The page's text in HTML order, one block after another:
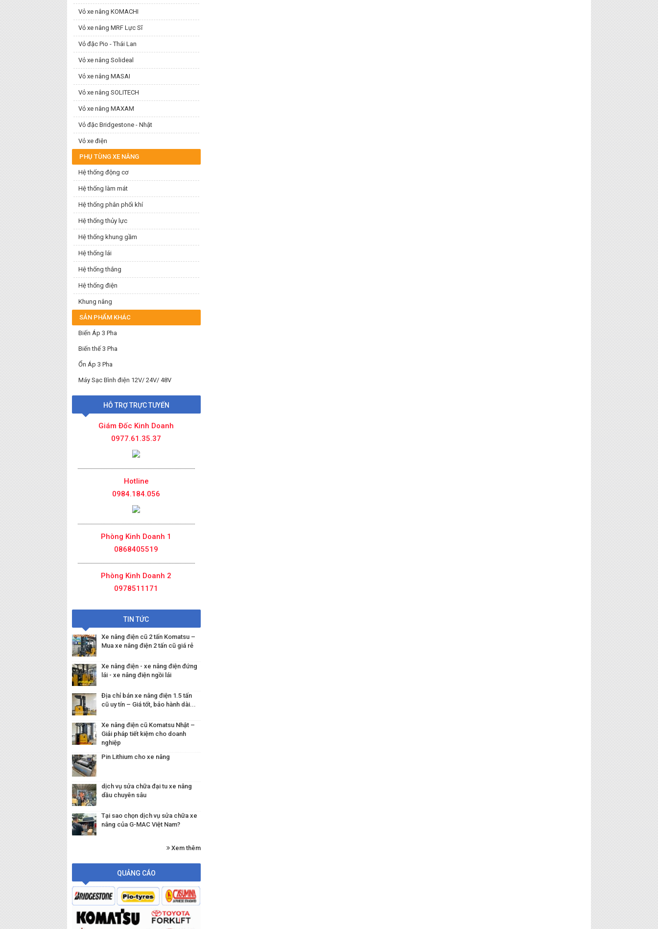
Vỏ xe nâng KOMACHI
Vỏ xe nâng MRF Lực Sĩ
Vỏ đặc Pio - Thái Lan
Vỏ xe nâng Solideal
Vỏ xe nâng MASAI
Vỏ xe nâng SOLITECH
Vỏ xe nâng MAXAM
Vỏ đặc Bridgestone - Nhật
Vỏ xe điện
PHỤ TÙNG XE NÂNG
Hệ thống động cơ
Hệ thống làm mát
Hệ thống phân phối khí
Hệ thống thủy lực
Hệ thống khung gầm
Hệ thống lái
Hệ thống thắng
Hệ thống điện
Khung nâng
SẢN PHẨM KHÁC
Biến Áp 3 Pha
Biến thế 3 Pha
Ổn Áp 3 Pha
Máy Sạc Bình điện 12V/ 24V/ 48V
HỖ TRỢ TRỰC TUYẾN
Giám Đốc Kinh Doanh
0977.61.35.37
Hotline
0984.184.056
Phòng Kinh Doanh 1
0868405519
Phòng Kinh Doanh 2
0978511171
TIN TỨC
Xe nâng điện cũ 2 tấn Komatsu –
Mua xe nâng điện 2 tấn cũ giá rẻ
Xe nâng điện - xe nâng điện đứng
lái - xe nâng điện ngồi lái
Địa chỉ bán xe nâng điện 1.5 tấn
cũ uy tín – Giá tốt, bảo hành dài...
Xe nâng điện cũ Komatsu Nhật –
Giải pháp tiết kiệm cho doanh
nghiệp
Pin Lithium cho xe nâng
dịch vụ sửa chữa đại tu xe nâng
dầu chuyên sâu
Tại sao chọn dịch vụ sửa chữa xe
nâng của G-MAC Việt Nam?
Xem thêm
QUẢNG CÁO